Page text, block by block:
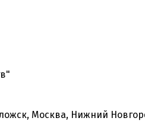
Москва, Нижний